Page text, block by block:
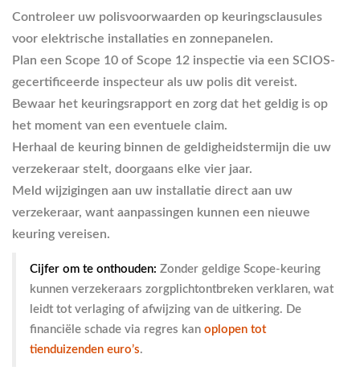
Controleer uw polisvoorwaarden op keuringsclausules
voor elektrische installaties en zonnepanelen.
Plan een Scope 10 of Scope 12 inspectie via een SCIOS-
gecertificeerde inspecteur als uw polis dit vereist.
Bewaar het keuringsrapport en zorg dat het geldig is op
het moment van een eventuele claim.
Herhaal de keuring binnen de geldigheidstermijn die uw
verzekeraar stelt, doorgaans elke vier jaar.
Meld wijzigingen aan uw installatie direct aan uw
verzekeraar, want aanpassingen kunnen een nieuwe
keuring vereisen.
Cijfer om te onthouden: Zonder geldige Scope-keuring
kunnen verzekeraars zorgplichtontbreken verklaren, wat
leidt tot verlaging of afwijzing van de uitkering. De
financiële schade via regres kan oplopen tot
tienduizenden euro’s.